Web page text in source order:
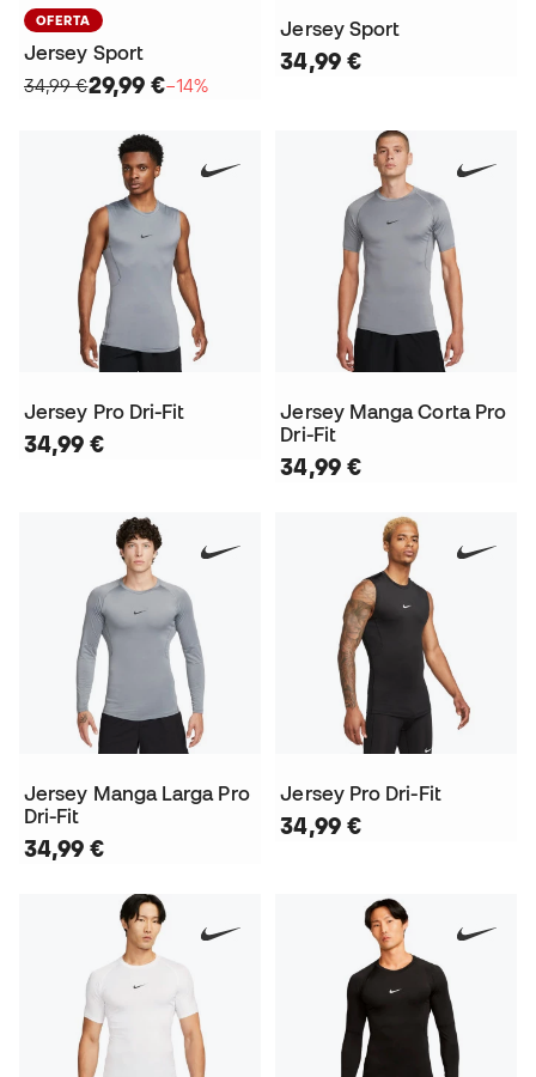
OFERTA
Jersey Sport
34,99 €29,99 €−14%
Jersey Sport
34,99 €
Jersey Pro Dri-Fit
34,99 €
Jersey Manga Corta Pro
Dri-Fit
34,99 €
Jersey Manga Larga Pro
Dri-Fit
34,99 €
Jersey Pro Dri-Fit
34,99 €